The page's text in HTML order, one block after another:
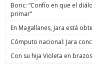
Boric: “Confío en que el
primar”
En Magallanes, Jara está
Cómputo nacional: Jara
Con su hija Violeta en